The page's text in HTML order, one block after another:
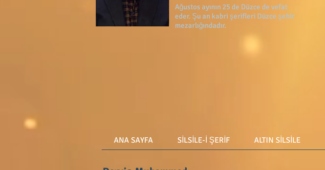
Ağustos ayının 25 de Düzce de vefat
eder. Şu an kabri şerifleri Düzce şehir
mezarlığındadır.
ANA SAYFA SİLSİLE-İ ŞERİF ALTIN SİLSİLE